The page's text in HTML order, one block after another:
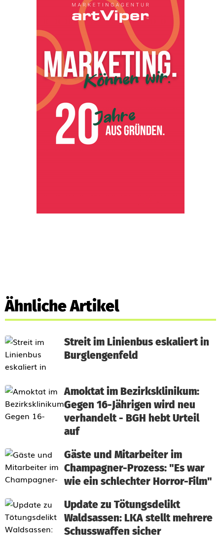
Ähnliche Artikel
Streit im Linienbus eskaliert in
Burglengenfeld
Amoktat im Bezirksklinikum:
Gegen 16-Jährigen wird neu
verhandelt - BGH hebt Urteil
auf
Gäste und Mitarbeiter im
Champagner-Prozess: "Es war
wie ein schlechter Horror-Film"
Update zu Tötungsdelikt
Waldsassen: LKA stellt mehrere
Schusswaffen sicher